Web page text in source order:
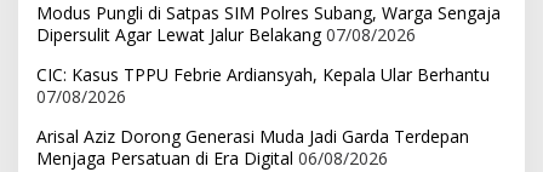
Modus Pungli di Satpas SIM Polres Subang, Warga Sengaja
Dipersulit Agar Lewat Jalur Belakang 07/08/2026
CIC: Kasus TPPU Febrie Ardiansyah, Kepala Ular Berhantu
07/08/2026
Arisal Aziz Dorong Generasi Muda Jadi Garda Terdepan
Menjaga Persatuan di Era Digital 06/08/2026